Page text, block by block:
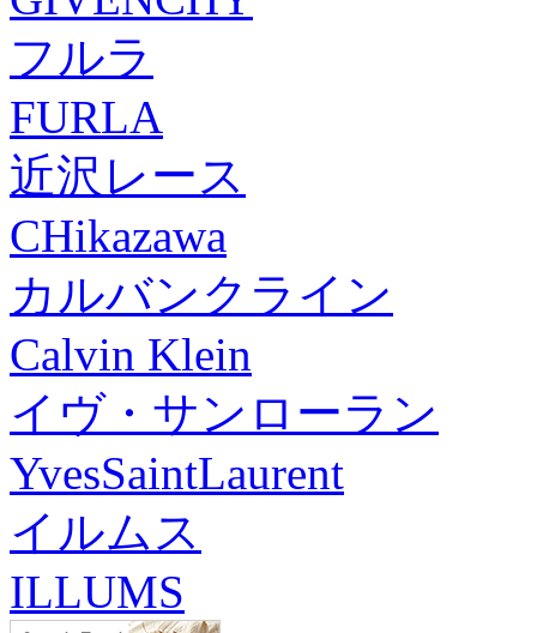
フルラ
FURLA
近沢レース
CHikazawa
カルバンクライン
Calvin Klein
イヴ・サンローラン
YvesSaintLaurent
イルムス
ILLUMS